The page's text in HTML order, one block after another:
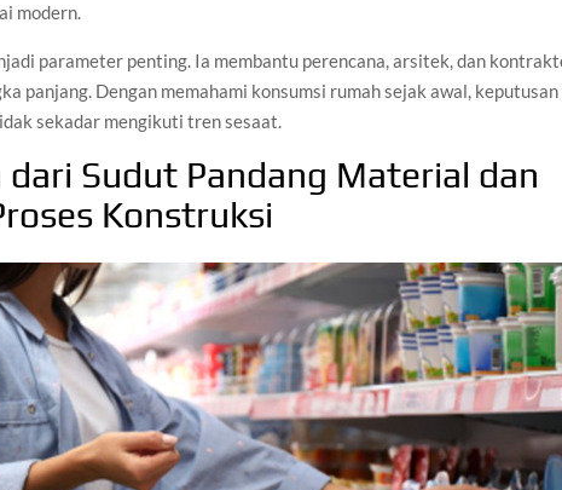
modern.
parameter penting. Ia membantu perencana, arsitek, dan
panjang. Dengan memahami konsumsi rumah sejak awal, keputusan
sekadar mengikuti tren sesaat.
Sudut Pandang Material dan
Konstruksi